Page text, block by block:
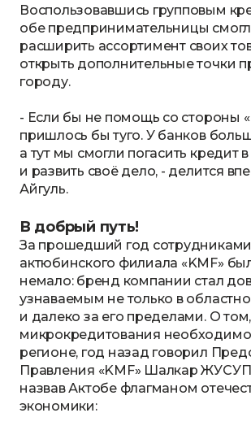
Воспользовавшись групповым
обе предпринимательницы
расширить ассортимент своих
открыть дополнительные точки
городу.
- Если бы не помощь со стороны
пришлось бы туго. У банков
а тут мы смогли погасить кредит
и развить своё дело, - делится
Айгуль.
В добрый путь!
За прошедший год сотрудниками
актюбинского филиала «KMF»
немало: бренд компании стал
узнаваемым не только в
и далеко за его пределами. О
микрокредитования
регионе, год назад говорил
Правления «KMF» Шалкар
назвав Актобе флагманом
экономики: